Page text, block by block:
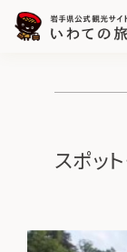
スポッ